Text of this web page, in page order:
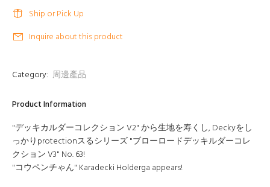
Ship or Pick Up
Inquire about this product
Category: 周邊產品
Product Information
"デッキカルダーコレクション V2" から生地を寿くし, Deckyをし
っかりprotectionスるシリーズ "ブローロードデッキルダーコレ
クション V3" No. 63!
"コウペンチゃん" Karadecki Holderga appears!